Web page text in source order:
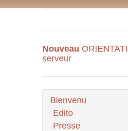
Nouveau
serveur
Bienvenu
Edito
Presse